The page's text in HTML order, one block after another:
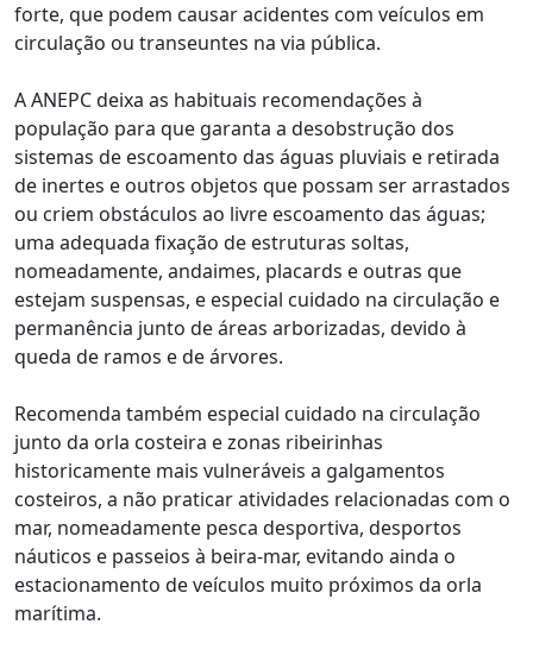
forte, que podem causar acidentes com veículos em
circulação ou transeuntes na via pública.
A ANEPC deixa as habituais recomendações à
população para que garanta a desobstrução dos
sistemas de escoamento das águas pluviais e retirada
de inertes e outros objetos que possam ser arrastados
ou criem obstáculos ao livre escoamento das águas;
uma adequada fixação de estruturas soltas,
nomeadamente, andaimes, placards e outras que
estejam suspensas, e especial cuidado na circulação e
permanência junto de áreas arborizadas, devido à
queda de ramos e de árvores.
Recomenda também especial cuidado na circulação
junto da orla costeira e zonas ribeirinhas
historicamente mais vulneráveis a galgamentos
costeiros, a não praticar atividades relacionadas com o
mar, nomeadamente pesca desportiva, desportos
náuticos e passeios à beira-mar, evitando ainda o
estacionamento de veículos muito próximos da orla
marítima.